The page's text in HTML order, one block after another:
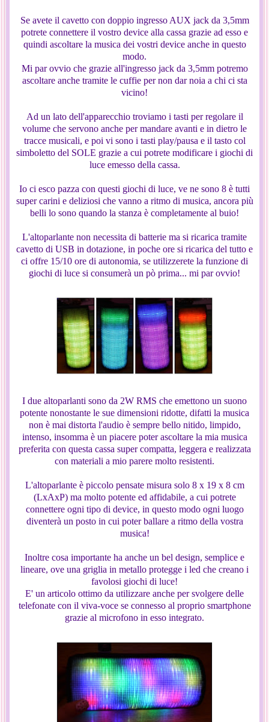
Se avete il cavetto con doppio ingresso AUX jack da 3,5mm
potrete connettere il vostro device alla cassa grazie ad esso e
quindi ascoltare la musica dei vostri device anche in questo
modo.
Mi par ovvio che grazie all'ingresso jack da 3,5mm potremo
ascoltare anche tramite le cuffie per non dar noia a chi ci sta
vicino!
Ad un lato dell'apparecchio troviamo i tasti per regolare il
volume che servono anche per mandare avanti e in dietro le
tracce musicali, e poi vi sono i tasti play/pausa e il tasto col
simboletto del SOLE grazie a cui potrete modificare i giochi di
luce emesso della cassa.
Io ci esco pazza con questi giochi di luce, ve ne sono 8 è tutti
super carini e deliziosi che vanno a ritmo di musica, ancora più
belli lo sono quando la stanza è completamente al buio!
L'altoparlante non necessita di batterie ma si ricarica tramite
cavetto di USB in dotazione, in poche ore si ricarica del tutto e
ci offre 15/10 ore di autonomia, se utilizzerete la funzione di
giochi di luce si consumerà un pò prima... mi par ovvio!
I due altoparlanti sono da 2W RMS che emettono un suono
potente nonostante le sue dimensioni ridotte, difatti la musica
non è mai distorta l'audio è sempre bello nitido, limpido,
intenso, insomma è un piacere poter ascoltare la mia musica
preferita con questa cassa super compatta, leggera e realizzata
con materiali a mio parere molto resistenti.
L'altoparlante è piccolo pensate misura solo 8 x 19 x 8 cm
(LxAxP) ma molto potente ed affidabile, a cui potrete
connettere ogni tipo di device, in questo modo ogni luogo
diventerà un posto in cui poter ballare a ritmo della vostra
musica!
Inoltre cosa importante ha anche un bel design, semplice e
lineare, ove una griglia in metallo protegge i led che creano i
favolosi giochi di luce!
E' un articolo ottimo da utilizzare anche per svolgere delle
telefonate con il viva-voce se connesso al proprio smartphone
grazie al microfono in esso integrato.